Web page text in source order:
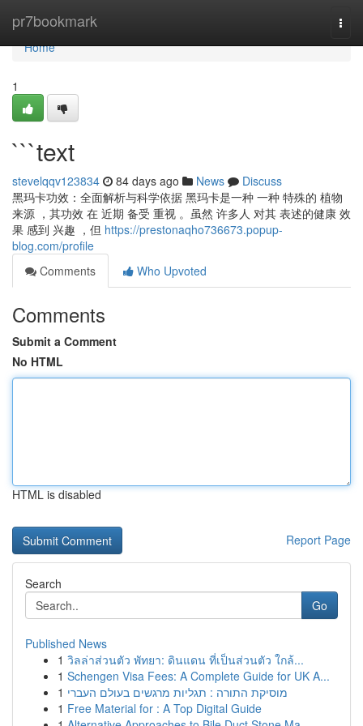
pr7bookmark
Home
Home
1
```text
stevelqqv123834 84 days ago News
Discuss
黑玛卡功效：全面解析与科学依据 黑玛卡是一种 一种 特殊的 植物
来源 ，其功效 在 近期 备受 重视 。虽然 许多人 对其 表述的健康 效
果 感到 兴趣 ，但 https://prestonaqho736673.popup-
blog.com/profile
Comments
Who Upvoted
Comments
Submit a Comment
No HTML
HTML is disabled
Report Page
Search
Go
Published News
1 วิลล่าส่วนตัว พัทยา: ดินแดน ที่เป็นส่วนตัว ใกล้...
1 Schengen Visa Fees: A Complete Guide for UK A...
1 מוסיקת התורה : תגליות מרגשים בעולם העברי
1 Free Material for : A Top Digital Guide